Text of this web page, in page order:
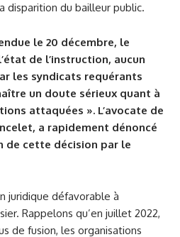
disparition du bailleur public.
le 20 décembre, le
de l’instruction, aucun
les syndicats requérants
un doute sérieux quant à
attaquées ». L’avocate de
a rapidement dénoncé
de cette décision par le
juridique défavorable à
Rappelons qu’en juillet 2022,
de fusion, les organisations